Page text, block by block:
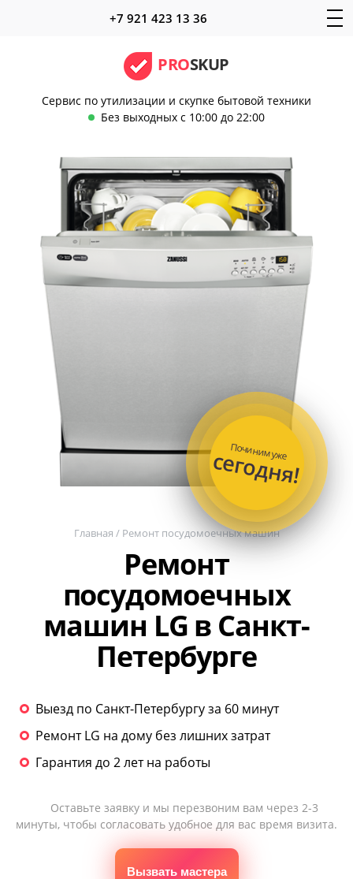
PROSKUP
Сервис по утилизации и скупке бытовой техники
Без выходных с 10:00 до 22:00
+7 921 423 13 36
Починим уже
сегодня!
Главная / Ремонт посудомоечных машин
Ремонт
посудомоечных
машин LG в Санкт-
Петербурге
Выезд по Санкт-Петербургу за 60 минут
Ремонт LG на дому без лишних затрат
Гарантия до 2 лет на работы
Оставьте заявку и мы перезвоним вам через 2-3
минуты, чтобы согласовать удобное для вас время визита.
Вызвать мастера